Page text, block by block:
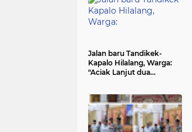
Jalan baru Tandikek-
Kapalo Hilalang, Warga:
"Aciak Lanjut dua